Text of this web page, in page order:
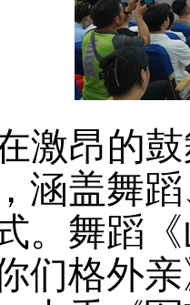
激昂的
涵盖舞
。舞蹈
你们格外